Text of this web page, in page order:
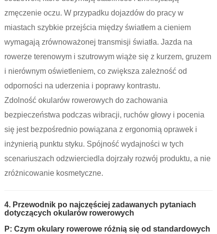
zmęczenie oczu. W przypadku dojazdów do pracy w
miastach szybkie przejścia między światłem a cieniem
wymagają zrównoważonej transmisji światła. Jazda na
rowerze terenowym i szutrowym wiąże się z kurzem, gruzem
i nierównym oświetleniem, co zwiększa zależność od
odporności na uderzenia i poprawy kontrastu.
Zdolność okularów rowerowych do zachowania
bezpieczeństwa podczas wibracji, ruchów głowy i pocenia
się jest bezpośrednio powiązana z ergonomią oprawek i
inżynierią punktu styku. Spójność wydajności w tych
scenariuszach odzwierciedla dojrzały rozwój produktu, a nie
zróżnicowanie kosmetyczne.
4. Przewodnik po najczęściej zadawanych pytaniach
dotyczących okularów rowerowych
P: Czym okulary rowerowe różnią się od standardowych